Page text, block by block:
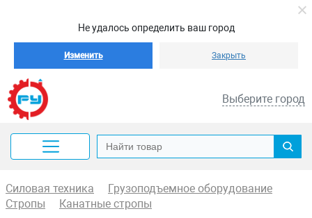
Не удалось определить ваш город
Изменить Закрыть
Выберите город
Силовая техника
Грузоподъемное оборудование
Стропы
Канатные стропы